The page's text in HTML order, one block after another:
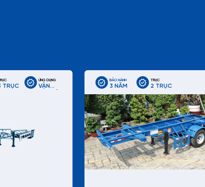
TRỤC
ỨNG DỤNG
VẬN
BẢO HÀNH
3 NĂM
TRỤC
2 TRỤC